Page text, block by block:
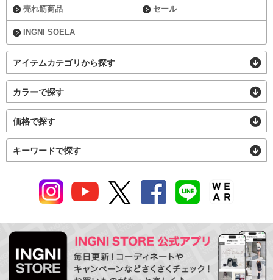
売れ筋商品 セール
INGNI SOELA
アイテムカテゴリから探す
カラーで探す
価格で探す
キーワードで探す